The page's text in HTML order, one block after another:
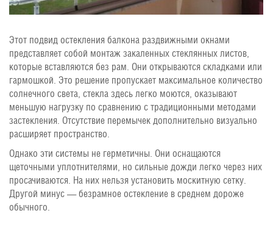
Этот подвид остекления балкона раздвижными окнами
представляет собой монтаж закаленных стеклянных листов,
которые вставляются без рам. Они открываются складками или
гармошкой. Это решение пропускает максимальное количество
солнечного света, стекла здесь легко моются, оказывают
меньшую нагрузку по сравнению с традиционными методами
застекления. Отсутствие перемычек дополнительно визуально
расширяет пространство.
Однако эти системы не герметичны. Они оснащаются
щеточными уплотнителями, но сильные дожди легко через них
просачиваются. На них нельзя установить москитную сетку.
Другой минус — безрамное остекление в среднем дороже
обычного.